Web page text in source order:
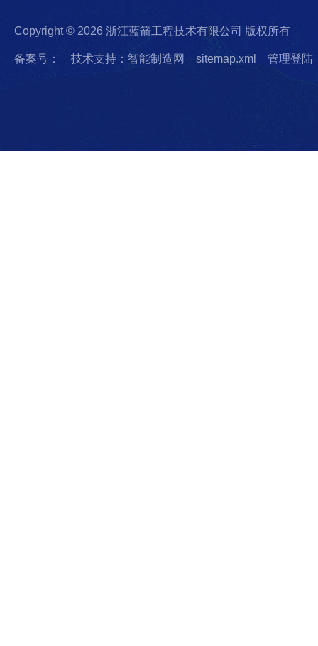
Copyright © 2026 浙江蓝箭工程技术有限公司 版权所有
备案号： 技术支持：智能制造网 sitemap.xml 管理登陆